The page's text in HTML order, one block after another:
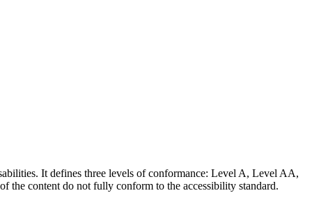
It defines three levels of conformance: Level A, Level AA,
content do not fully conform to the accessibility standard.